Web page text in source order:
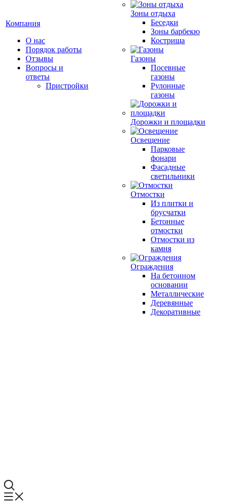
Компания
О нас
Порядок работы
Отзывы
Вопросы и
ответы
Пристройки
Зоны отдыха
Беседки
Зоны барбекю
Кострища
Газоны
Посевные
газоны
Рулонные
газоны
Дорожки и площадки
Освещение
Парковые
фонари
Фасадные
светильники
Отмостки
Из плитки и
брусчатки
Бетонные
отмостки
Отмостки из
камня
Ограждения
На бетонном
основании
Металлические
Деревянные
Декоративные